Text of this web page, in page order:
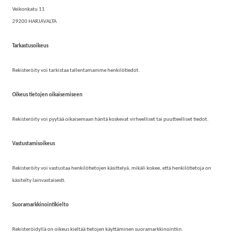
Veikonkatu 11
29200 HARJAVALTA
Tarkastusoikeus
Rekisteröity voi tarkistaa tallentamamme henkilötiedot.
Oikeus tietojen oikaisemiseen
Rekisteröity voi pyytää oikaisemaan häntä koskevat virheelliset tai puutteelliset tiedot.
Vastustamisoikeus
Rekisteröity voi vastustaa henkilötietojen käsittelyä, mikäli kokee, että henkilötietoja on
käsitelty lainvastaisesti.
Suoramarkkinointikielto
Rekisteröidyllä on oikeus kieltää tietojen käyttäminen suoramarkkinointiin.